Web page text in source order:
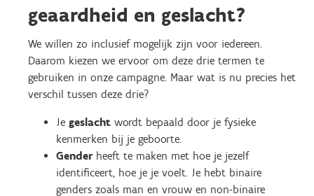
geaardheid en geslacht?
We willen zo inclusief mogelijk zijn voor iedereen.
Daarom kiezen we ervoor om deze drie termen te
gebruiken in onze campagne. Maar wat is nu precies het
verschil tussen deze drie?
Je geslacht wordt bepaald door je fysieke
kenmerken bij je geboorte.
Genderheeft te maken met hoe je jezelf
identificeert, hoe je je voelt. Je hebt binaire
genders zoals man en vrouw en non-binaire